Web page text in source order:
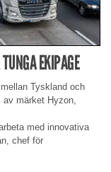
EKIPAGE
Tyskland och
av märket Hyzon,
med innovativa
chef för